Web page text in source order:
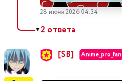
28 июня 2026 04:34
▼2 ответа
[SB] Anime_pro_fan